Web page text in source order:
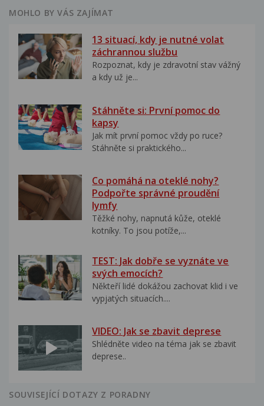
MOHLO BY VÁS ZAJÍMAT
13 situací, kdy je nutné volat
záchrannou službu
Rozpoznat, kdy je zdravotní stav vážný
a kdy už je...
Stáhněte si: První pomoc do
kapsy
Jak mít první pomoc vždy po ruce?
Stáhněte si praktického...
Co pomáhá na oteklé nohy?
Podpořte správné proudění
lymfy
Těžké nohy, napnutá kůže, oteklé
kotníky. To jsou potíže,...
TEST: Jak dobře se vyznáte ve
svých emocích?
Někteří lidé dokážou zachovat klid i ve
vypjatých situacích....
VIDEO: Jak se zbavit deprese
Shlédněte video na téma jak se zbavit
deprese..
SOUVISEJÍCÍ DOTAZY Z PORADNY